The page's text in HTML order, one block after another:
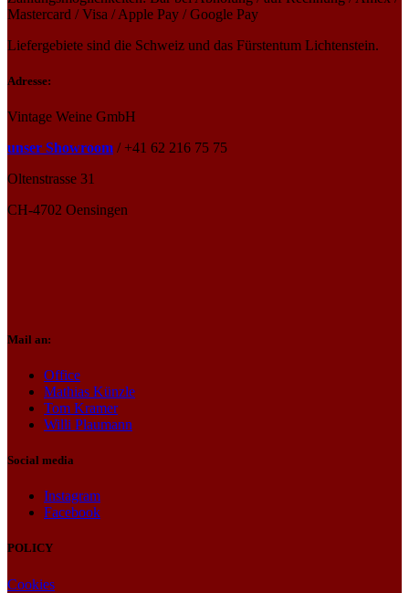
Mastercard / Visa / Apple Pay / Google Pay
Liefergebiete sind die Schweiz und das Fürstentum Lichtenstein.
Adresse:
Vintage Weine GmbH
unser Showroom / +41 62 216 75 75
Oltenstrasse 31
CH-4702 Oensingen
Mail an:
Office
Mathias Künzle
Tom Kramer
Willi Plaumann
Social media
Instagram
Facebook
POLICY
Cookies